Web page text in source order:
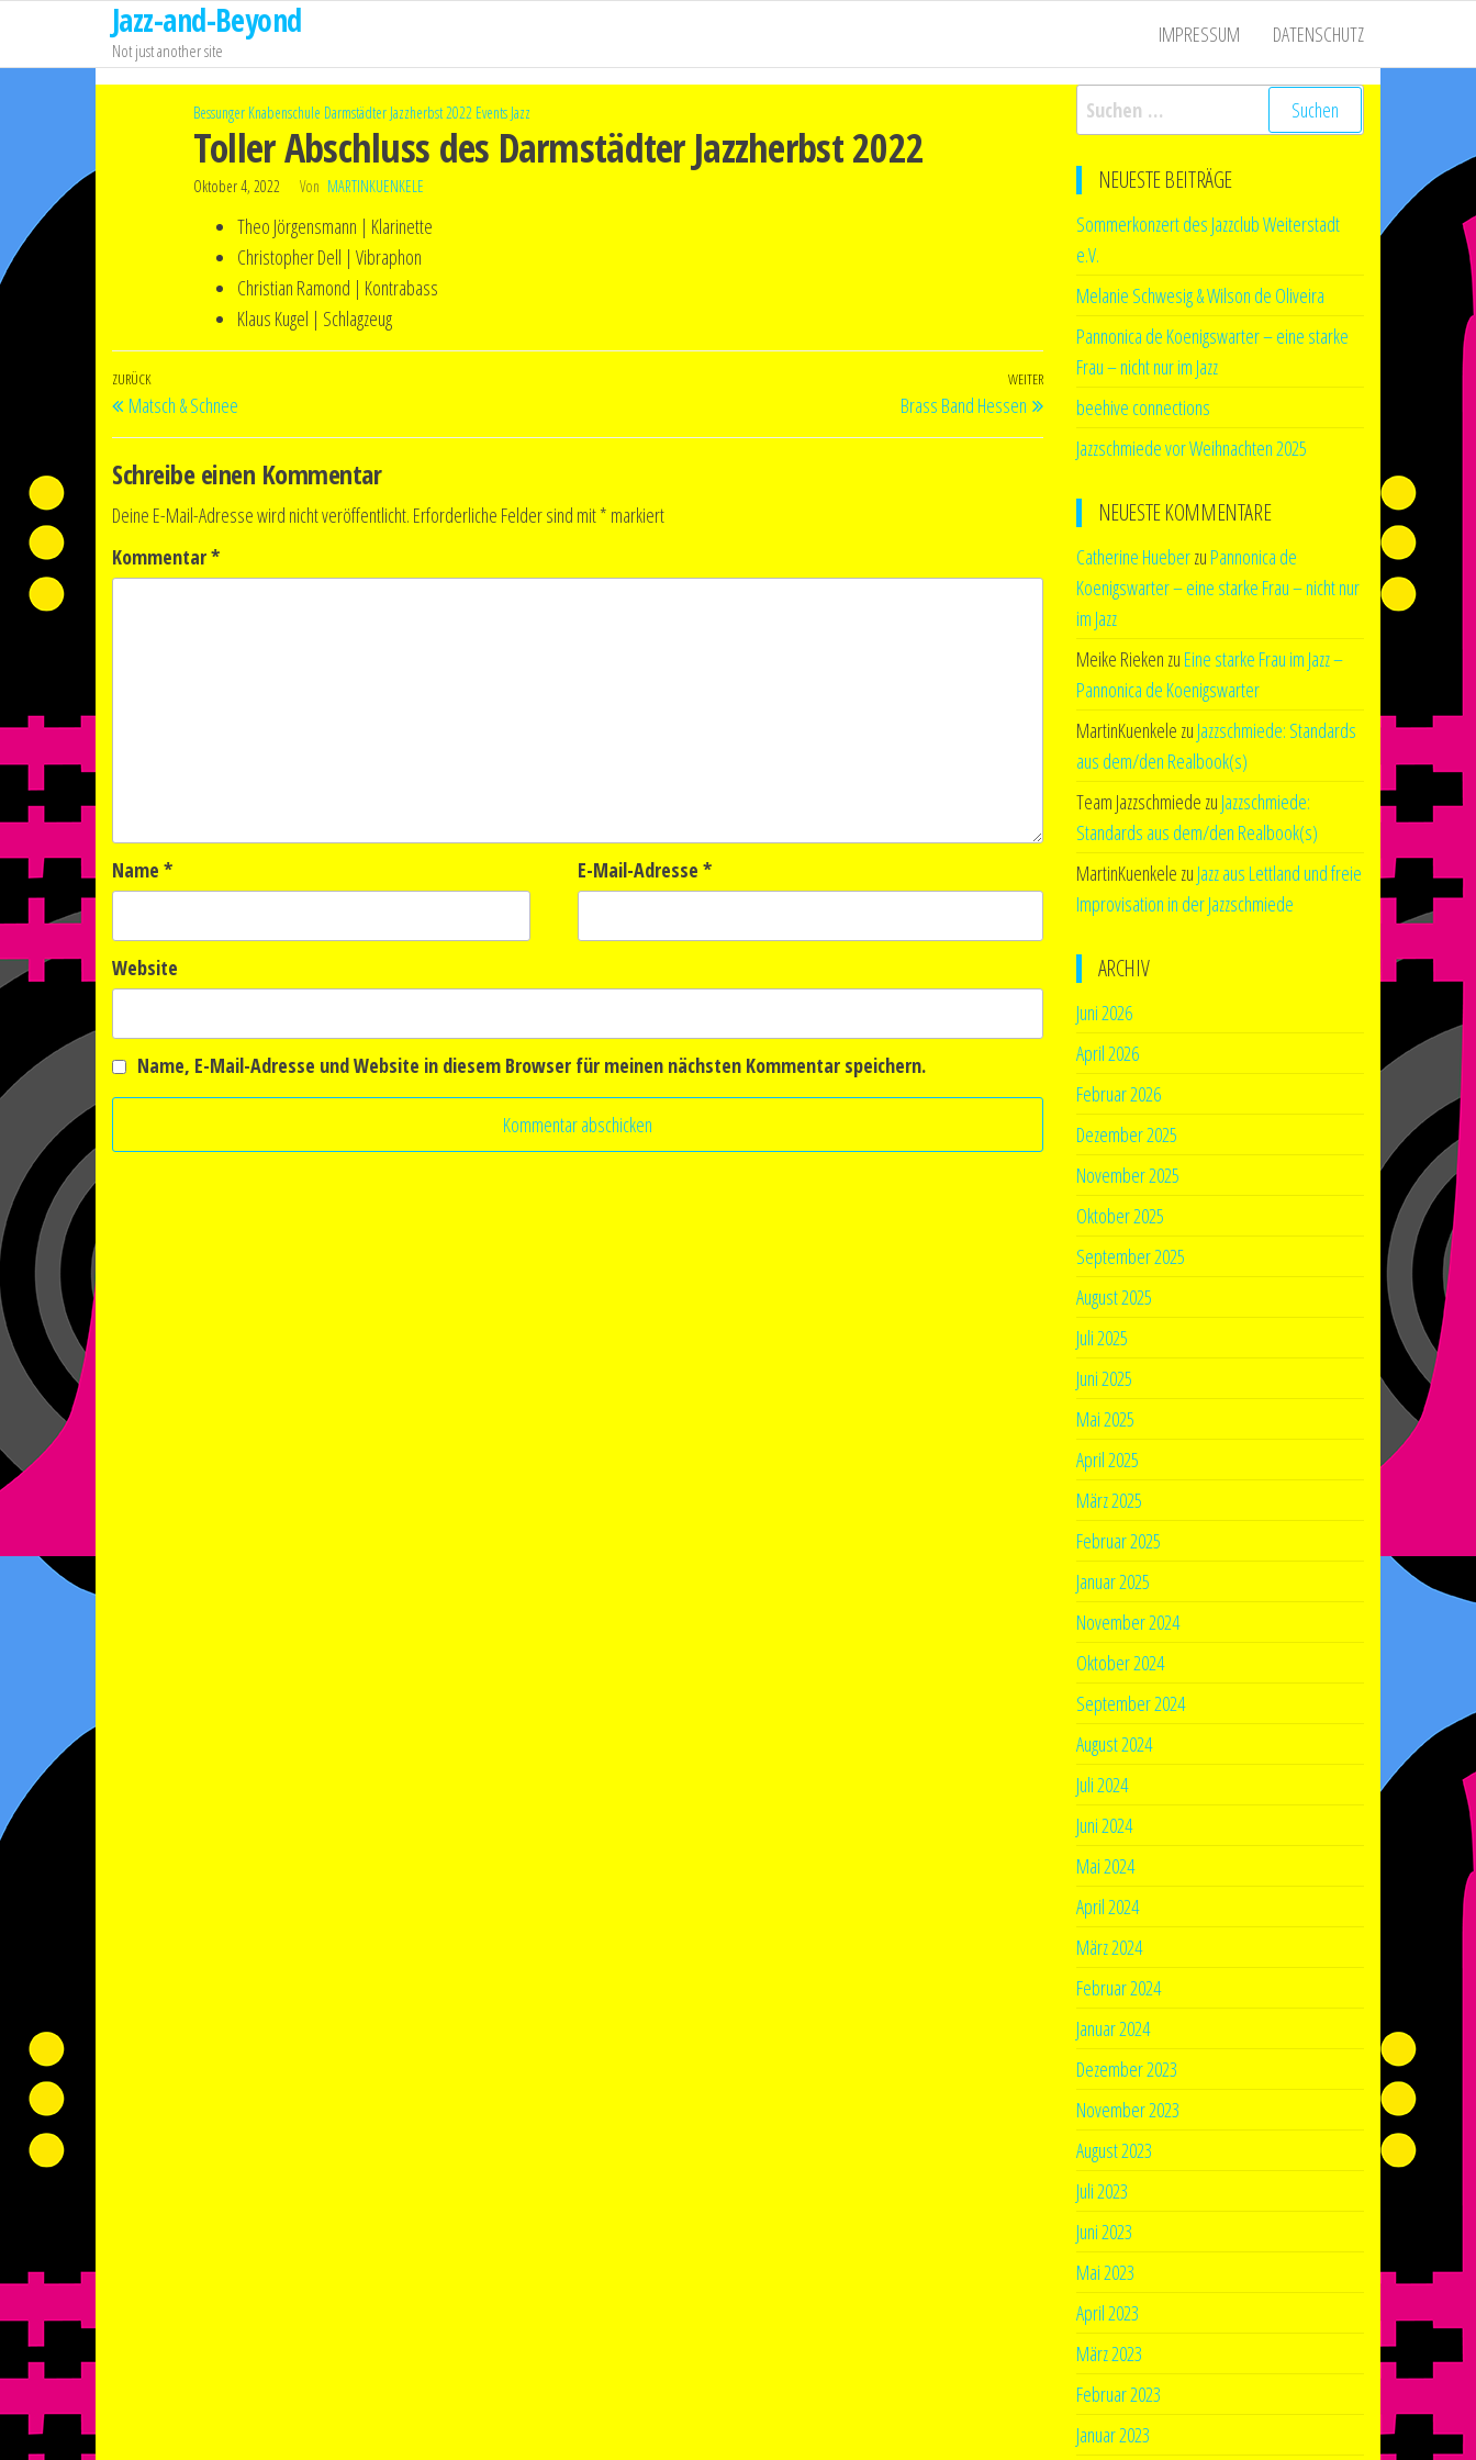
springen
Jazz-and-Beyond
Not just another site
IMPRESSUM DATENSCHUTZ
Bessunger Knabenschule Darmstädter Jazzherbst 2022 Events Jazz
Toller Abschluss des Darmstädter Jazzherbst 2022
Oktober 4, 2022 Von MARTINKUENKELE
Theo Jörgensmann | Klarinette
Christopher Dell | Vibraphon
Christian Ramond | Kontrabass
Klaus Kugel | Schlagzeug
Beitragsnavigation
Vorheriger
Beitrag
ZURÜCK
Matsch & Schnee
Nächster
Beitrag
WEITER
Brass Band Hessen
Schreibe einen Kommentar
Deine E-Mail-Adresse wird nicht veröffentlicht. Erforderliche Felder sind mit* markiert
Kommentar*
Name * E-Mail-Adresse *
Website
Name, E-Mail-Adresse und Website in diesem Browser für meinen nächsten Kommentar speichern.
Suchen
nach:
NEUESTE BEITRÄGE
Sommerkonzert des Jazzclub Weiterstadt
e.V.
Melanie Schwesig & Wilson de Oliveira
Pannonica de Koenigswarter – eine starke
Frau – nicht nur im Jazz
beehive connections
Jazzschmiede vor Weihnachten 2025
NEUESTE KOMMENTARE
Catherine Hueberzu Pannonica de
Koenigswarter – eine starke Frau – nicht nur
im Jazz
Meike Rieken zu Eine starke Frau im Jazz –
Pannonica de Koenigswarter
MartinKuenkele zu Jazzschmiede: Standards
aus dem/den Realbook(s)
Team Jazzschmiede zu Jazzschmiede:
Standards aus dem/den Realbook(s)
MartinKuenkele zu Jazz aus Lettland und freie
Improvisation in der Jazzschmiede
ARCHIV
Juni 2026
April 2026
Februar 2026
Dezember 2025
November 2025
Oktober 2025
September 2025
August 2025
Juli 2025
Juni 2025
Mai 2025
April 2025
März 2025
Februar 2025
Januar 2025
November 2024
Oktober 2024
September 2024
August 2024
Juli 2024
Juni 2024
Mai 2024
April 2024
März 2024
Februar 2024
Januar 2024
Dezember 2023
November 2023
August 2023
Juli 2023
Juni 2023
Mai 2023
April 2023
März 2023
Februar 2023
Januar 2023